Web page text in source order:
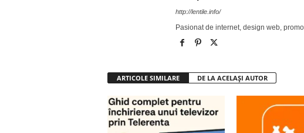
http://lentile.info/
Pasionat de internet, design web,
ARTICOLE SIMILARE DE LA ACELAȘI AUTOR